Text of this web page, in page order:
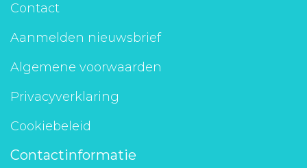
Contact
Aanmelden nieuwsbrief
Algemene voorwaarden
Privacyverklaring
Cookiebeleid
Contactinformatie